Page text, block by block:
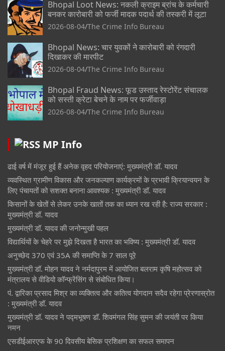
Bhopal Loot News: नकली क्राइम ब्रांच के कर्मचारी
बनकर कारोबारी को फर्जी मादक पदार्थ की तस्करी में लूटा
2026-08-04 The Crime Info Bureau
Bhopal News: चार युवकों ने कारोबारी को रंगदारी
दिखाकर की मारपीट
2026-08-04 The Crime Info Bureau
Bhopal Fraud News: फूड उस्ताद रेस्टोरेंट संचालक
को सस्ती क्रेटा बेचने के नाम पर फर्जीवाड़ा
2026-08-04 The Crime Info Bureau
MP Info
ढाई वर्ष में मंजूर हुई हैं अनेक वृहद परियोजनाएं: मुख्यमंत्री डॉ. यादव
व्यवस्थित ग्रामीण विकास और जनकल्याण कार्यक्रमों के प्रभावी क्रियान्वयन के
लिए पंचायतों को सशक्त बनाना आवश्यक : मुख्यमंत्री डॉ. यादव
किसानों के खेतों से लेकर उनके खातों तक का ध्यान रख रही है: राज्य सरकार :
मुख्यमंत्री डॉ. यादव
मुख्यमंत्री डॉ. यादव की जनोन्मुखी पहल
विद्यार्थियों के चेहरे पर मुझे दिखता है भारत का भविष्य : मुख्यमंत्री डॉ. यादव
अनुच्छेद 370 एवं 35A की समाप्ति के 7 साल पूरे
मुख्यमंत्री डॉ. मोहन यादव ने नर्मदापुरम में आयोजित बलराम कृषि महोत्सव को
मंत्रालय से वीडियो कॉन्फ्रेंसिंग से संबोधित किया।
पं. द्वारिका प्रसाद मिश्र का व्यक्तित्व और कतित्व योगदान सदैव रहेगा प्रेरणास्रोत
: मुख्यमंत्री डॉ. यादव
मुख्यमंत्री डॉ. यादव ने पद्मभूषण डॉ. शिवमंगल सिंह सुमन की जयंती पर किया
नमन
एसडीईआरएफ के 90 दिवसीय बेसिक प्रशिक्षण का सफल समापन